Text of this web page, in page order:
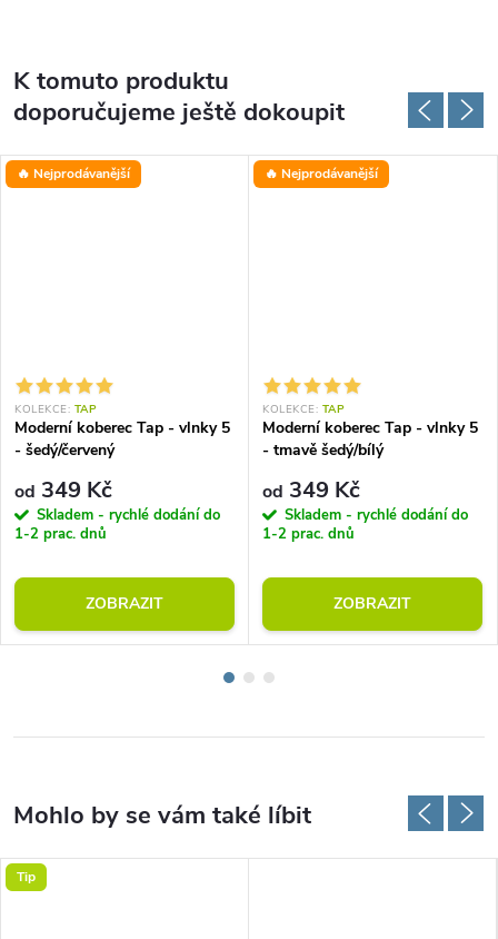
K tomuto produktu
doporučujeme ještě dokoupit
🔥 Nejprodávanější
KOLEKCE: TAP
Moderní koberec Tap - vlnky 5
- šedý/červený
od 349 Kč
Skladem - rychlé dodání do
1-2 prac. dnů
ZOBRAZIT
🔥 Nejprodávanější
KOLEKCE: TAP
Moderní koberec Tap - vlnky 5
- tmavě šedý/bílý
od 349 Kč
Skladem - rychlé dodání do
1-2 prac. dnů
ZOBRAZIT
Tip